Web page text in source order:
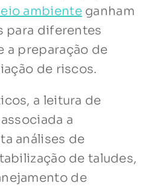
ambienteganham
para diferentes
a preparação de
de riscos.
a leitura de
a
análises de
de taludes,
de